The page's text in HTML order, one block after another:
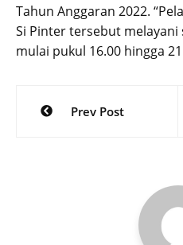
Tahun Anggaran 2022.
Si Pinter tersebut melayani
mulai pukul 16.00 hingga
Post
navigation
Prev Post